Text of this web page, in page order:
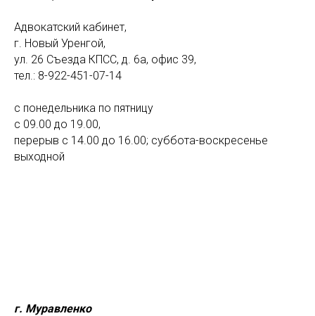
Адвокатский кабинет,
г. Новый Уренгой,
ул. 26 Съезда КПСС, д. 6а, офис 39,
тел.: 8-922-451-07-14
с понедельника по пятницу
с 09.00 до 19.00,
перерыв с 14.00 до 16.00; суббота-воскресенье
выходной
г. Муравленко